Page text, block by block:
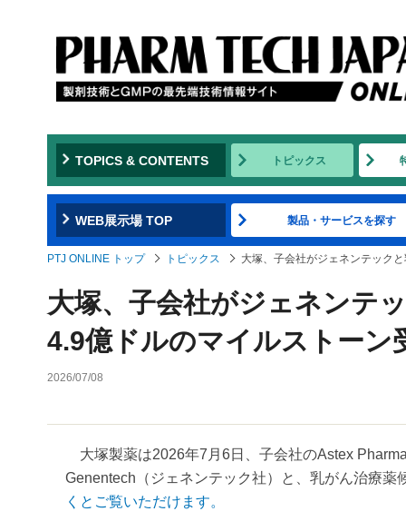
TOPICS & CONTENTS トピックス
WEB展示場 TOP 製品・サービスを探す
PTJ ONLINE トップ トピックス 大塚、子会社がジェネンテック
大塚、子会社がジェネンテ
4.9億ドルのマイルストーン
2026/07/08
大塚製薬は2026年7月6日、子会社のAstex
Genentech（ジェネンテック社）と、乳がん治療薬
くとご覧いただけます。